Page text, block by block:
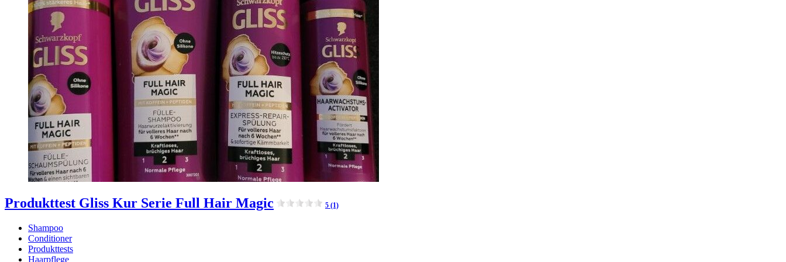
Produkttest Gliss Kur Serie Full Hair Magic 5 (1)
Shampoo
Conditioner
Produkttests
Haarpflege